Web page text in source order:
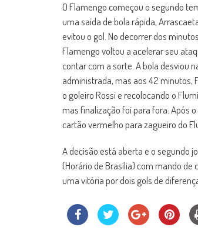
O Flamengo começou o segundo
uma saída de bola rápida,
evitou o gol. No decorrer dos
Flamengo voltou a acelerar seu
contar com a sorte. A bola desviou
administrada, mas aos 42 minutos,
o goleiro Rossi e recolocando o
mas finalização foi para fora. Após
cartão vermelho para zagueiro do
A decisão está aberta e o segundo
(Horário de Brasília) com mando de
uma vitória por dois gols de